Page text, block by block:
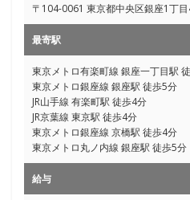
〒104-0061 東京都中央区銀座1丁
最寄駅
東京メトロ有楽町線 銀座一丁目駅
東京メトロ銀座線 銀座駅 徒歩5分
JR山手線 有楽町駅 徒歩4分
JR京葉線 東京駅 徒歩4分
東京メトロ銀座線 京橋駅 徒歩4分
東京メトロ丸ノ内線 銀座駅 徒歩5分
給与